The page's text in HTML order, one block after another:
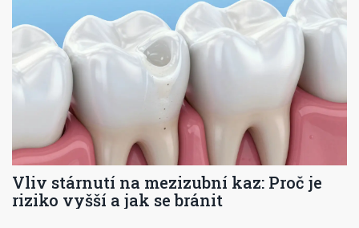
Vliv stárnutí na mezizubní kaz: Proč je
riziko vyšší a jak se bránit